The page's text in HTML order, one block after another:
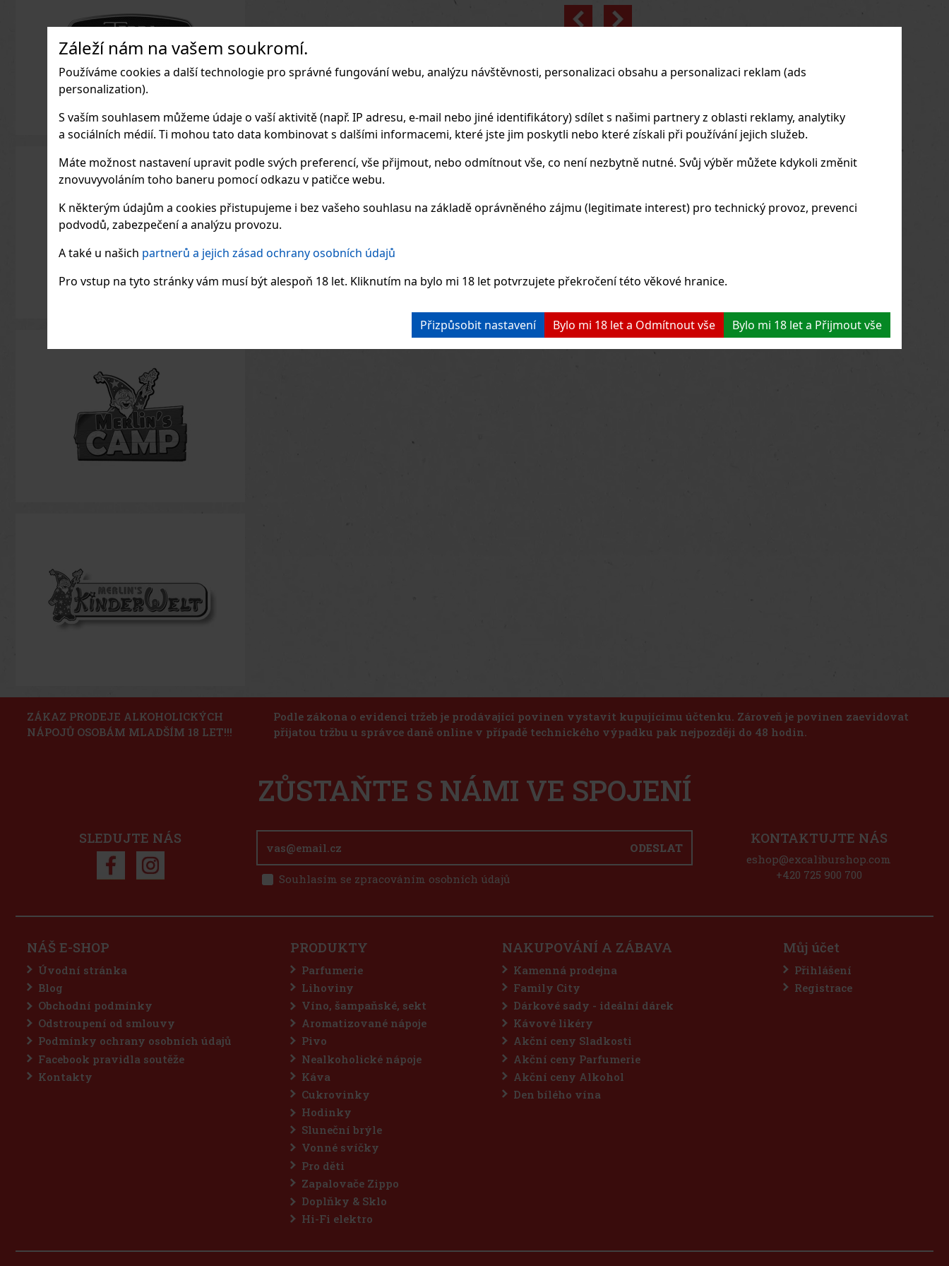
Záleží nám na vašem soukromí.
Používáme cookies a další technologie pro správné fungování webu, analýzu návštěvnosti, personalizaci obsahu a personalizaci reklam (ads
personalization).
S vaším souhlasem můžeme údaje o vaší aktivitě (např. IP adresu, e-mail nebo jiné identifikátory) sdílet s našimi partnery z oblasti reklamy, analytiky
a sociálních médií. Ti mohou tato data kombinovat s dalšími informacemi, které jste jim poskytli nebo které získali při používání jejich služeb.
Máte možnost nastavení upravit podle svých preferencí, vše přijmout, nebo odmítnout vše, co není nezbytně nutné. Svůj výběr můžete kdykoli změnit
znovuvyvoláním toho baneru pomocí odkazu v patičce webu.
K některým údajům a cookies přistupujeme i bez vašeho souhlasu na základě oprávněného zájmu (legitimate interest) pro technický provoz, prevenci
podvodů, zabezpečení a analýzu provozu.
A také u našich partnerů a jejich zásad ochrany osobních údajů
Pro vstup na tyto stránky vám musí být alespoň 18 let. Kliknutím na bylo mi 18 let potvrzujete překročení této věkové hranice.
Přizpůsobit nastavení Bylo mi 18 let a Odmítnout vše Bylo mi 18 let a Přijmout vše
Previous
ZÁKAZ PRODEJE ALKOHOLICKÝCH
NÁPOJŮ OSOBÁM MLADŠÍM 18 LET!!!
Podle zákona o evidenci tržeb je prodávající povinen vystavit kupujícímu účtenku. Zároveň je povinen zaevidovat
přijatou tržbu u správce daně online v případě technického výpadku pak nejpozději do 48 hodin.
ZŮSTAŇTE S NÁMI VE SPOJENÍ
SLEDUJTE NÁS
ODESLAT
Souhlasím se zpracováním osobních údajů
KONTAKTUJTE NÁS
eshop@excaliburshop.com
+420 725 900 700
NÁŠ E-SHOP
Úvodní stránka
Blog
Obchodní podmínky
Odstroupení od smlouvy
Podmínky ochrany osobních údajů
Facebook pravidla soutěže
Kontakty
PRODUKTY
Parfumerie
Lihoviny
Víno, šampaňské, sekt
Aromatizované nápoje
Pivo
Nealkoholické nápoje
Káva
Cukrovinky
Hodinky
Sluneční brýle
Vonné svíčky
Pro děti
Zapalovače Zippo
Doplňky & Sklo
Hi-Fi elektro
NAKUPOVÁNÍ A ZÁBAVA
Kamenná prodejna
Family City
Dárkové sady - ideální dárek
Kávové likéry
Akční ceny Sladkosti
Akční ceny Parfumerie
Akční ceny Alkohol
Den bílého vína
Můj účet
Přihlášení
Registrace